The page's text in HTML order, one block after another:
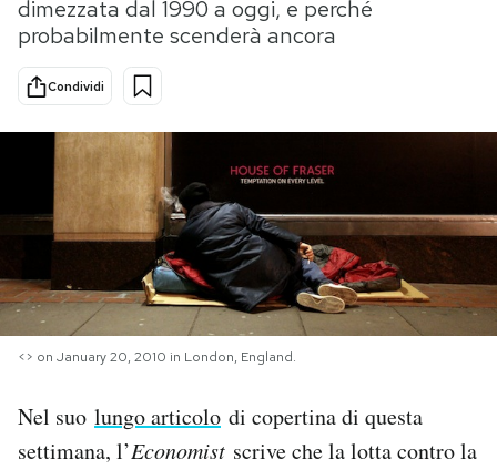
Internet
Scienza
Cultura
Economia
Sport
Ok Boomer!
Altrecose
Mondiali calcio 2026
NEWSLETTER
I MIEI PREFERITI
dimezzata dal 1990 a oggi, e perché
probabilmente scenderà ancora
Condividi
<> on January 20, 2010 in London, England.
Nel suo lungo articolo di copertina di questa
settimana, l’Economist scrive che la lotta contro la